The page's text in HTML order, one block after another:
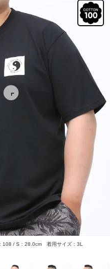
108 / S：28.0cm 着用サイズ：3L